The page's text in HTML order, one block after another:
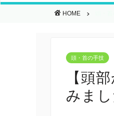
HOME
頭・首の手技
【頭
みまし